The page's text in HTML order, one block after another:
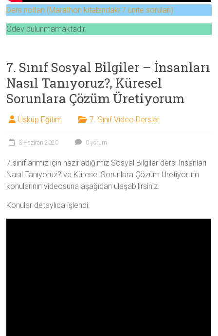
Ders notları (Marathon kitabındaki 7.ünite soruları)
Ödev bulunmamaktadır.
7. Sınıf Sosyal Bilgiler – İnsanları
Nasıl Tanıyoruz?, Küresel
Sorunlara Çözüm Üretiyorum
Üsküp Eğitim 7. Sınıf Video Dersler
3 Haziran 2020 0 yorum
7.sınıflarımız için hazırladığımız Sosyal Bilgiler dersi İnsanları
Nasıl Tanıyoruz? ve Küresel Sorunlara Çözüm Üretiyorum
konularının videosuna aşağıdan ulaşabilirsiniz.
Konular detaylıca işlendi.